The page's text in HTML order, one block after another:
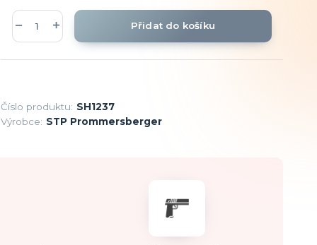
Přidat do košíku
Číslo produktu: SH1237
Výrobce: STP Prommersberger